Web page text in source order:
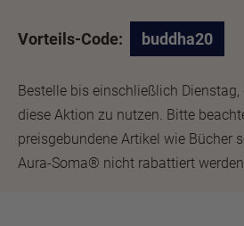
Vorteils-Code: buddha20
Bestelle bis einschließlich
diese Aktion zu nutzen. Bitte
preisgebundene Artikel wie Bücher
Aura-Soma® nicht rabattiert